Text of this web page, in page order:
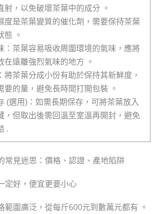
射，以免破壞茶葉中的成分 。
度是茶葉變質的催化劑，需要保持茶葉
態 。
：茶葉容易吸收周圍環境的氣味，應將
在遠離強烈氣味的地方 。
將茶葉分成小份有助於保持其新鮮度，
要的量，避免長時間打開包裝 。
(選用)：如需長期保存，可將茶葉放入
，但取出後需回溫至室溫再開封，避免
.
常見迷思：價格、認證、產地陷阱
定好，便宜更要小心
範圍廣泛，從每斤600元到數萬元都有 。